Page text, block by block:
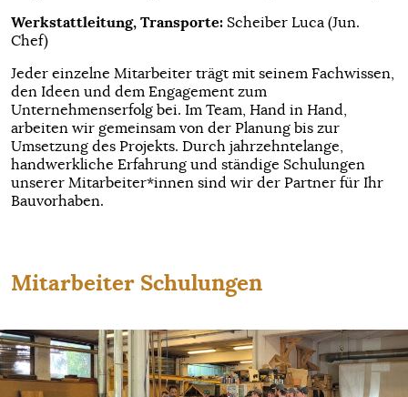
Werkstattleitung, Transporte: Scheiber Luca (Jun.
Chef)
Jeder einzelne Mitarbeiter trägt mit seinem Fachwissen,
den Ideen und dem Engagement zum
Unternehmenserfolg bei. Im Team, Hand in Hand,
arbeiten wir gemeinsam von der Planung bis zur
Umsetzung des Projekts. Durch jahrzehntelange,
handwerkliche Erfahrung und ständige Schulungen
unserer Mitarbeiter*innen sind wir der Partner für Ihr
Bauvorhaben.
Mitarbeiter Schulungen